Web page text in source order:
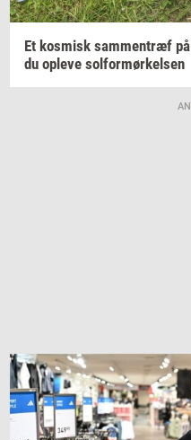
Et kos­misk sam­men­træf på
du op­le­ve sol­for­mør­kel­sen